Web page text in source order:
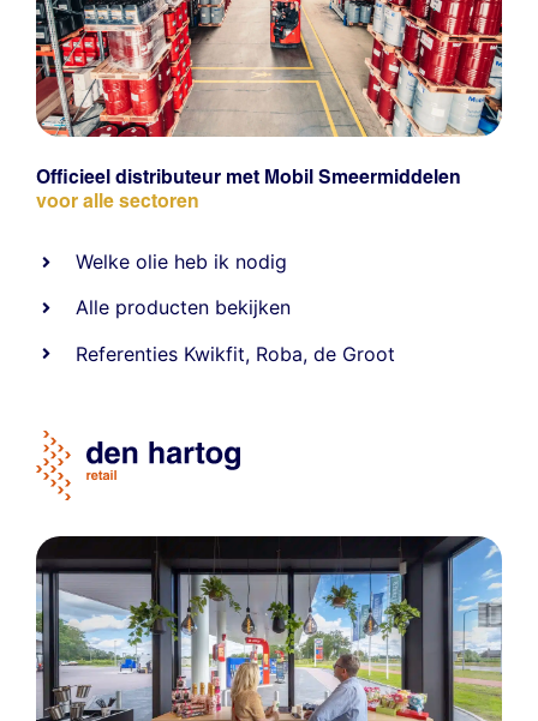
Officieel distributeur met Mobil Smeermiddelen
voor alle sectoren
Welke olie heb ik nodig
Alle producten bekijken
Referenties Kwikfit, Roba,de Groot